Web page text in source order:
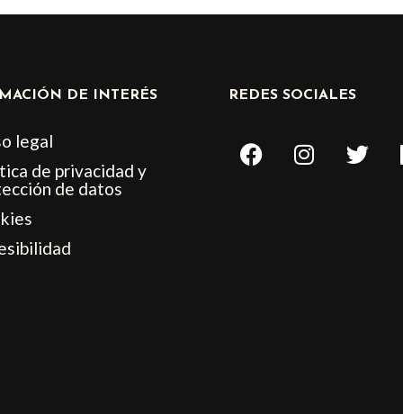
DE INTERÉS
legal
de privacidad y
de datos
REDES SOCIALES
F
a
I
n
T
w